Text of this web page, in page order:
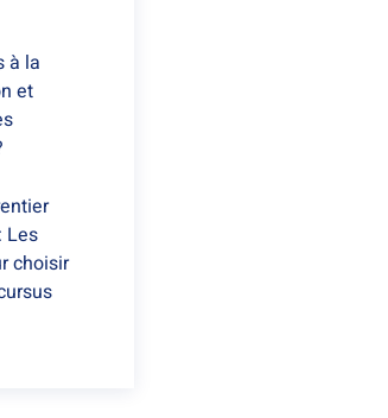
à la
et
Les
choisir